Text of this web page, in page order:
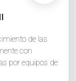
de las
con
por equipos de